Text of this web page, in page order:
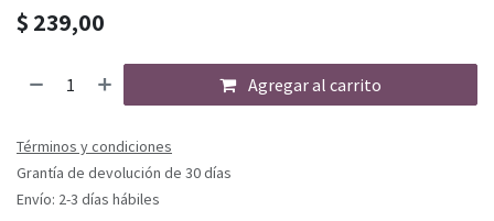
$ 239,00
Agregar al carrito
Términos y condiciones
Grantía de devolución de 30 días
Envío: 2-3 días hábiles